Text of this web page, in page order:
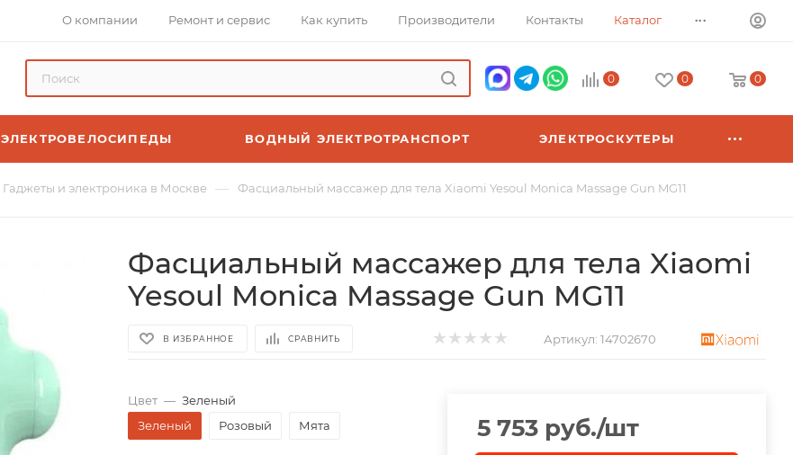
О компании Ремонт и сервис Как купить Производители Контакты Каталог ...
0 0 0
ЭЛЕКТРОВЕЛОСИПЕДЫ ВОДНЫЙ ЭЛЕКТРОТРАНСПОРТ ЭЛЕКТРОСКУТЕРЫ
Гаджеты и электроника в Москве — Фасциальный массажер для тела Xiaomi Yesoul Monica Massage Gun MG11
Фасциальный массажер для тела Xiaomi
Yesoul Monica Massage Gun MG11
В ИЗБРАННОЕ СРАВНИТЬ Артикул: 14702670
Цвет — Зеленый
Зеленый
Розовый Мята 5 753руб./шт